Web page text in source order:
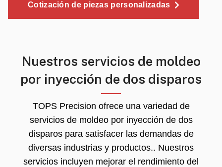
Cotización de piezas personalizadas
Nuestros servicios de moldeo
por inyección de dos disparos
TOPS Precision ofrece una variedad de
servicios de moldeo por inyección de dos
disparos para satisfacer las demandas de
diversas industrias y productos.. Nuestros
servicios incluyen mejorar el rendimiento del